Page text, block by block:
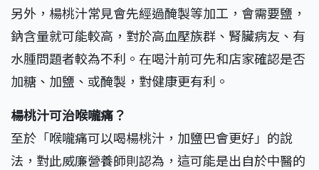
另外，楊桃汁常見會先經過醃製等加工，會需要鹽，
鈉含量就可能較高，對於高血壓族群、腎臟病友、有
水腫問題者較為不利。在喝汁前可先和店家確認是否
加糖、加鹽、或醃製，對健康更有利。
楊桃汁可治喉嚨痛？
至於「喉嚨痛可以喝楊桃汁，加鹽巴會更好」的說
法，對此威廉營養師則認為，這可能是出自於中醫的